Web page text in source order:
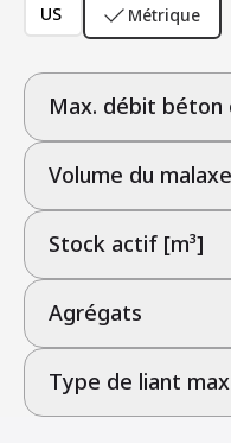
US
Métrique
Max. débit béton
Volume du
Stock actif [m³]
Agrégats
Type de liant